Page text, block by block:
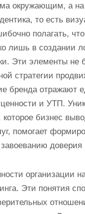
окружающим, а на
то есть
полагать,
лишь в создании
Эти элементы не
стратегии
бренда отражают
и УТП.
бизнес
помогает
доверия
организации
Эти понятия